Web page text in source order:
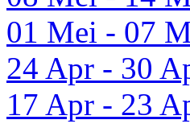
01 Mei - 07
24 Apr - 30
17 Apr - 23